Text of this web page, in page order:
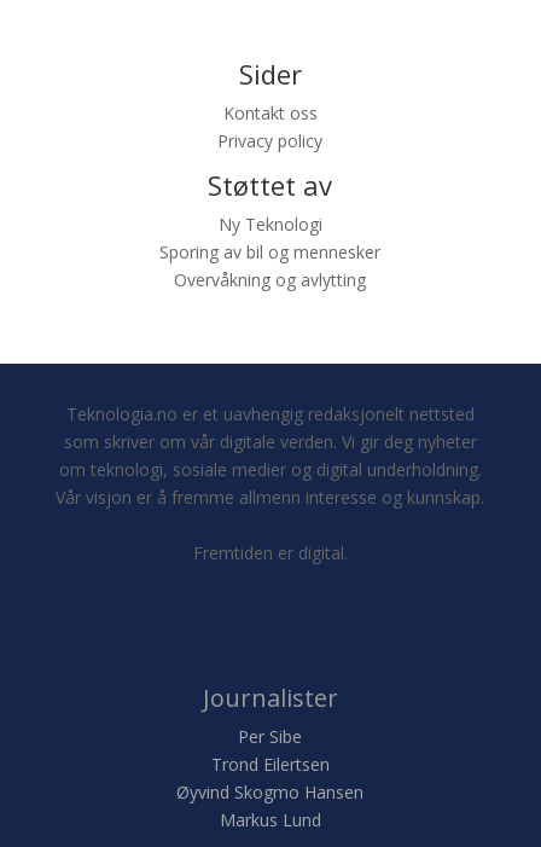
Sider
Kontakt oss
Privacy policy
Støttet av
Ny Teknologi
Sporing av bil og mennesker
Overvåkning og avlytting
Teknologia.no er et uavhengig redaksjonelt nettsted
som skriver om vår digitale verden. Vi gir deg nyheter
om teknologi, sosiale medier og digital underholdning.
Vår visjon er å fremme allmenn interesse og kunnskap.
Fremtiden er digital.
Journalister
Per Sibe
Trond Eilertsen
Øyvind Skogmo Hansen
Markus Lund